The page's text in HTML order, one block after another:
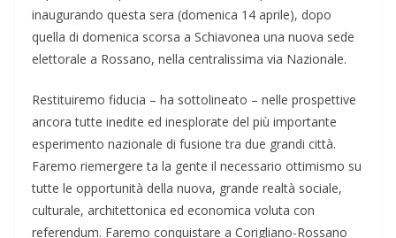
inaugurando questa sera (domenica 14 aprile), dopo
quella di domenica scorsa a Schiavonea una nuova sede
elettorale a Rossano, nella centralissima via Nazionale.
Restituiremo fiducia – ha sottolineato – nelle prospettive
ancora tutte inedite ed inesplorate del più importante
esperimento nazionale di fusione tra due grandi città.
Faremo riemergere ta la gente il necessario ottimismo su
tutte le opportunità della nuova, grande realtà sociale,
culturale, architettonica ed economica voluta con
referendum. Faremo conquistare a Corigliano-Rossano